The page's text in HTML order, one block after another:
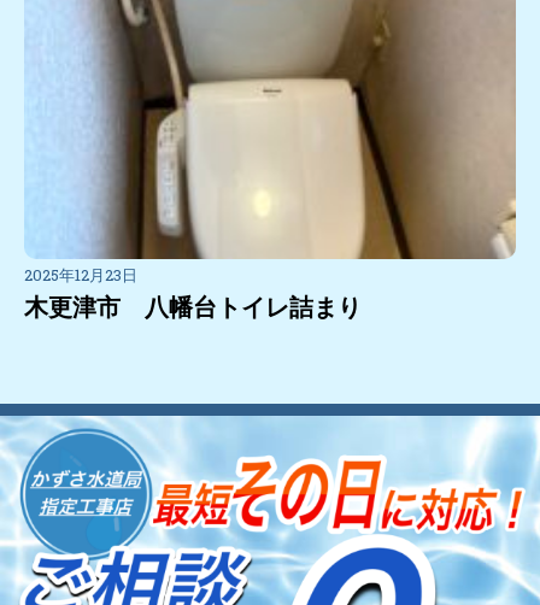
木更津市 八幡台トイレ詰まり
2025年12月23日